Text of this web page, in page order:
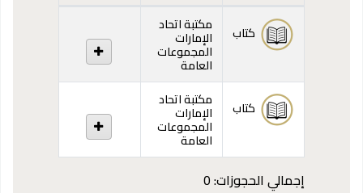
المقتنيات
كتاب مكتبة اتحاد
الإمارات
المجموعات
العامة
كتاب
مكتبة اتحاد
الإمارات
المجموعات
العامة
إجمالي الحجوزات: 0